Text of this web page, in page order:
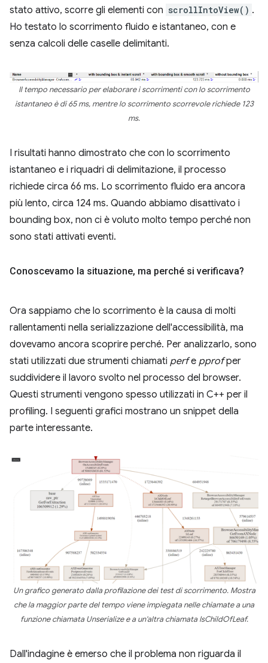
stato attivo, scorre gli elementi con scrollIntoView() .
Ho testato lo scorrimento fluido e istantaneo, con e
senza calcoli delle caselle delimitanti.
Il tempo necessario per elaborare i scorrimenti con lo scorrimento
istantaneo è di 65 ms, mentre lo scorrimento scorrevole richiede 123
ms.
I risultati hanno dimostrato che con lo scorrimento
istantaneo e i riquadri di delimitazione, il processo
richiede circa 66 ms. Lo scorrimento fluido era ancora
più lento, circa 124 ms. Quando abbiamo disattivato i
bounding box, non ci è voluto molto tempo perché non
sono stati attivati eventi.
Conoscevamo la situazione, ma perché si verificava?
Ora sappiamo che lo scorrimento è la causa di molti
rallentamenti nella serializzazione dell'accessibilità, ma
dovevamo ancora scoprire perché. Per analizzarlo, sono
stati utilizzati due strumenti chiamati perfe pprofper
suddividere il lavoro svolto nel processo del browser.
Questi strumenti vengono spesso utilizzati in C++ per il
profiling. I seguenti grafici mostrano un snippet della
parte interessante.
Un grafico generato dalla profilazione dei test di scorrimento. Mostra
che la maggior parte del tempo viene impiegata nelle chiamate a una
funzione chiamata Unserialize e a un'altra chiamata IsChildOfLeaf.
Dall'indagine è emerso che il problema non riguarda il